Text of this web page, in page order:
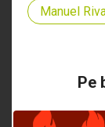
Manuel
Pe